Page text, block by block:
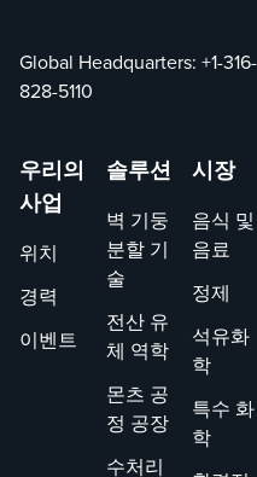
하는 데
Koch-
다. 연 2회
일주일간의
대규모 이
송 학교는
미국 캔자
스주 위치
타에 위치
한 본사에
서 경험 많
은 인력이
과에 대한
약속을 기
서 및 인증
십시오.
Global Headquarters: +1-316-
828-5110
우리의
사업
위치
경력
이벤트
솔루션
벽 기둥
분할 기
술
전산 유
체 역학
몬츠 공
정 공장
수처리
시장
음식 및
음료
정제
석유화
학
특수 화
학